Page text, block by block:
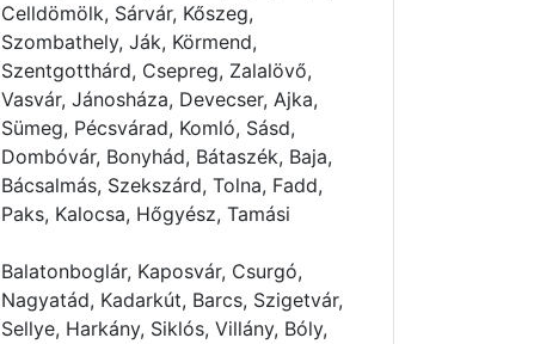
Celldömölk, Sárvár, Kőszeg,
Szombathely, Ják, Körmend,
Szentgotthárd, Csepreg, Zalalövő,
Vasvár, Jánosháza, Devecser, Ajka,
Sümeg, Pécsvárad, Komló, Sásd,
Dombóvár, Bonyhád, Bátaszék, Baja,
Bácsalmás, Szekszárd, Tolna, Fadd,
Paks, Kalocsa, Hőgyész, Tamási
Balatonboglár, Kaposvár, Csurgó,
Nagyatád, Kadarkút, Barcs, Szigetvár,
Sellye, Harkány, Siklós, Villány, Bóly,